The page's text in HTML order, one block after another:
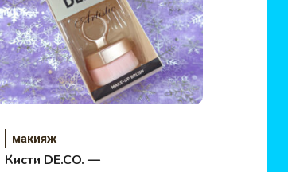
макияж
Кисти DE.CO. —